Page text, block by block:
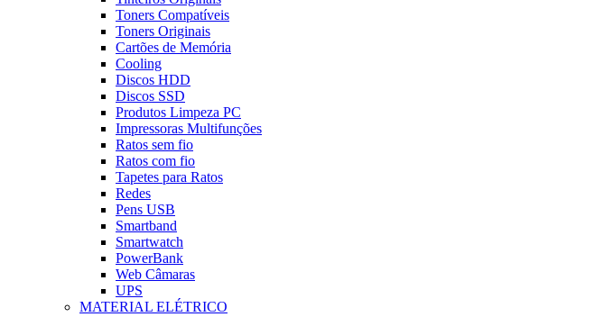
Toners Compatíveis
Toners Originais
Cartões de Memória
Cooling
Discos HDD
Discos SSD
Produtos Limpeza PC
Impressoras Multifunções
Ratos sem fio
Ratos com fio
Tapetes para Ratos
Redes
Pens USB
Smartband
Smartwatch
PowerBank
Web Câmaras
UPS
MATERIAL ELÉTRICO